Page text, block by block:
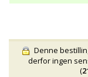
Denne
derfor ingen
(